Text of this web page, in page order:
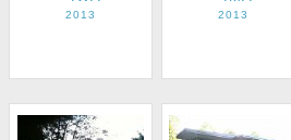
2013 2013